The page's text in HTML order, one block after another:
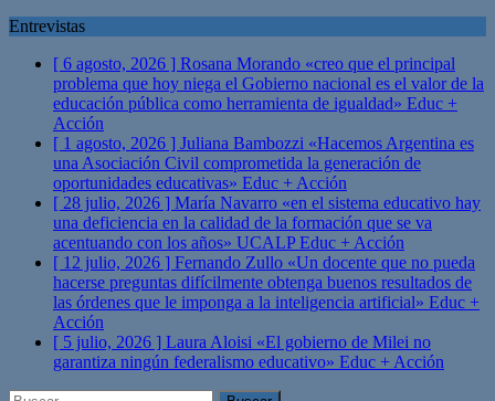
Entrevistas
[ 6 agosto, 2026 ] Rosana Morando «creo que el principal
problema que hoy niega el Gobierno nacional es el valor de la
educación pública como herramienta de igualdad» Educ +
Acción
[ 1 agosto, 2026 ] Juliana Bambozzi «Hacemos Argentina es
una Asociación Civil comprometida la generación de
oportunidades educativas» Educ + Acción
[ 28 julio, 2026 ] María Navarro «en el sistema educativo hay
una deficiencia en la calidad de la formación que se va
acentuando con los años» UCALPEduc + Acción
[ 12 julio, 2026 ] Fernando Zullo «Un docente que no pueda
hacerse preguntas difícilmente obtenga buenos resultados de
las órdenes que le imponga a la inteligencia artificial» Educ +
Acción
[ 5 julio, 2026 ] Laura Aloisi «El gobierno de Milei no
garantiza ningún federalismo educativo» Educ + Acción